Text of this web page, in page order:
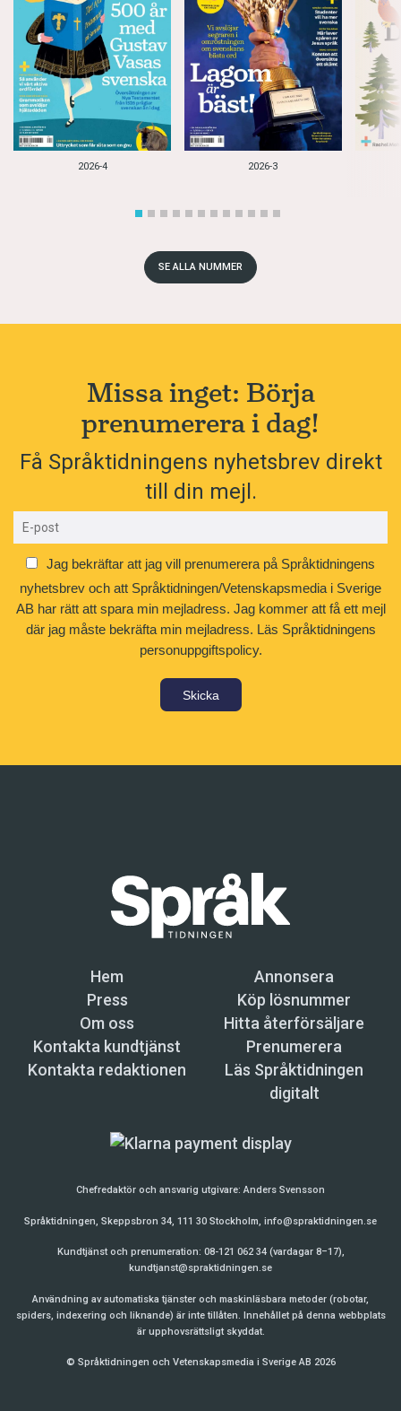
2026-4 2026-3
SE ALLA NUMMER
Missa inget: Börja
prenumerera i dag!
Få Språktidningens nyhetsbrev direkt
till din mejl.
Jag bekräftar att jag vill prenumerera på Språktidningens
nyhetsbrev och att Språktidningen/Vetenskapsmedia i Sverige
AB har rätt att spara min mejladress. Jag kommer att få ett mejl
där jag måste bekräfta min mejladress. Läs Språktidningens
personuppgiftspolicy.
Skicka
Hem
Annonsera
Press
Köp lösnummer
Om oss
Hitta återförsäljare
Kontakta kundtjänst
Prenumerera
Kontakta redaktionen
Läs Språktidningen
digitalt
Chefredaktör och ansvarig utgivare:Anders Svensson
Språktidningen, Skeppsbron 34, 111 30 Stockholm, info@spraktidningen.se
Kundtjänst och prenumeration: 08-121 062 34 (vardagar 8–17),
kundtjanst@spraktidningen.se
Användning av automatiska tjänster och maskinläsbara metoder (robotar,
spiders, indexering och liknande) är inte tillåten. Innehållet på denna webbplats
är upphovsrättsligt skyddat.
© Språktidningen och Vetenskapsmedia i Sverige AB 2026